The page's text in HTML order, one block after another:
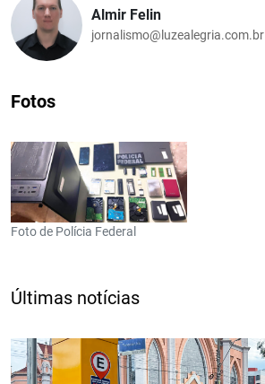
Almir Felin
jornalismo@luzealegria.com.br
Fotos
Foto de Polícia Federal
Últimas notícias